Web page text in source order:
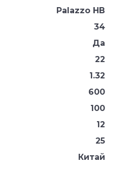
Palazzo HB
34
Да
22
1.32
600
100
12
25
Китай